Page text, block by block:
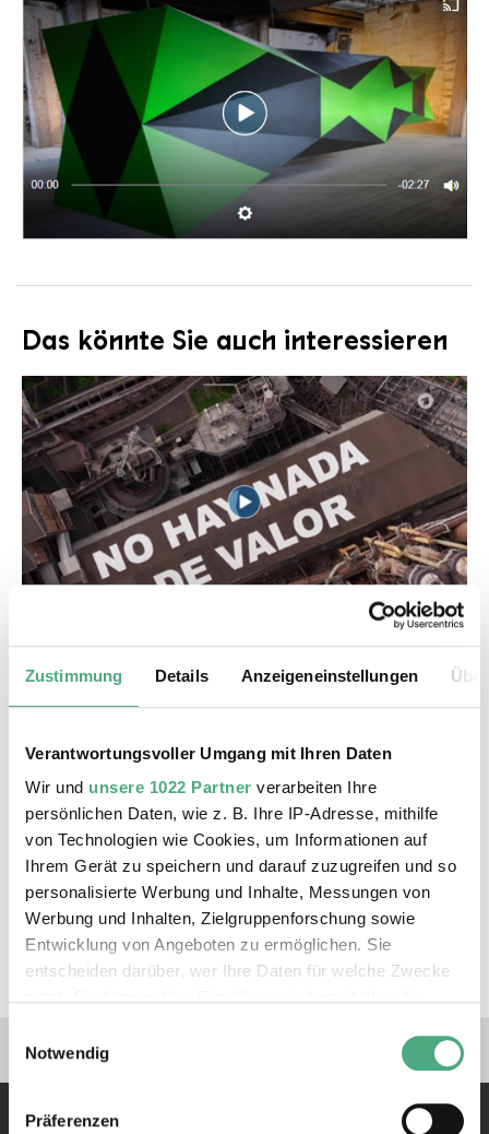
Zustimmung Details Anzeigeneinstellungen
Verantwortungsvoller Umgang mit Ihren Daten
Wir und unsere 1022 Partner verarbeiten Ihre
persönlichen Daten, wie z. B. Ihre IP-Adresse, mithilfe
von Technologien wie Cookies, um Informationen auf
Ihrem Gerät zu speichern und darauf zuzugreifen und so
personalisierte Werbung und Inhalte, Messungen von
Werbung und Inhalten, Zielgruppenforschung sowie
Entwicklung von Angeboten zu ermöglichen. Sie
entscheiden darüber, wer Ihre Daten für welche Zwecke
Trigger Symbol ändern oder widerrufen
Notwendig
Präferenzen
Das könnte Sie auch interessieren
URBAN ART BIENNALE | tagesschau ARD
Remi Rough ZDF
VIDEO
URBAN ART BIENNALE | ZDF heute journal
Verlinkungen zu unseren